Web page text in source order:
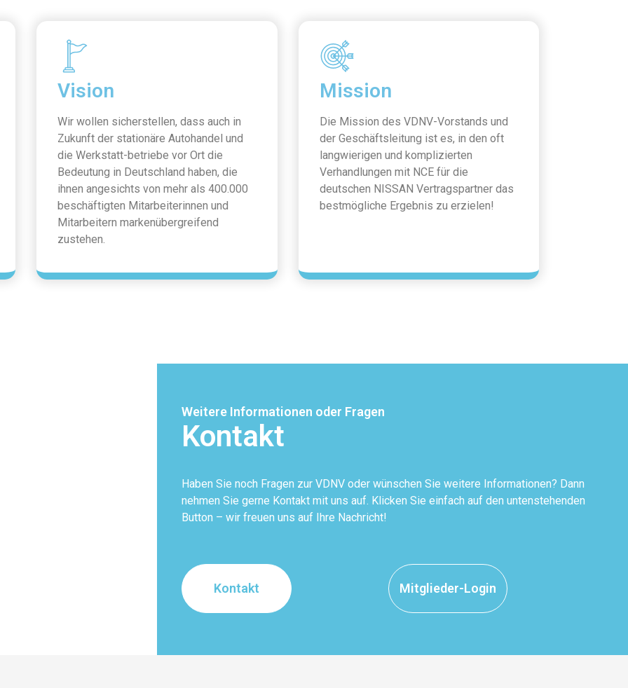
Vision
Wir wollen sicherstellen, dass auch in
Zukunft der stationäre Autohandel und
die Werkstatt-betriebe vor Ort die
Bedeutung in Deutschland haben, die
ihnen angesichts von mehr als 400.000
beschäftigten Mitarbeiterinnen und
Mitarbeitern markenübergreifend
zustehen.
Mission
Die Mission des VDNV-Vorstands und
der Geschäftsleitung ist es, in den oft
langwierigen und komplizierten
Verhandlungen mit NCE für die
deutschen NISSAN Vertragspartner das
bestmögliche Ergebnis zu erzielen!
Weitere Informationen oder Fragen
Kontakt
Haben Sie noch Fragen zur VDNV oder wünschen Sie weitere Informationen? Dann
nehmen Sie gerne Kontakt mit uns auf. Klicken Sie einfach auf den untenstehenden
Button – wir freuen uns auf Ihre Nachricht!
Kontakt Mitglieder-Login